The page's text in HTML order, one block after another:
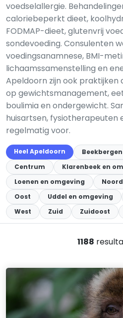
voedselallergie.
caloriebeperkt dieet,
FODMAP-dieet, glutenvrij
sondevoeding. Consulenten
voedingsanamnese, BMI-
lichaamssamenstelling en
Apeldoorn zijn ook praktijken
op gewichtsmanagement,
boulimia en ondergewicht.
huisartsen, fysiotherapeuten
regelmatig voor.
Heel Apeldoorn
Centrum
Klarenbeek en
Loenen en omgeving
Noord
Oost
Uddel en omgeving
West
Zuid Zuidoost
1188